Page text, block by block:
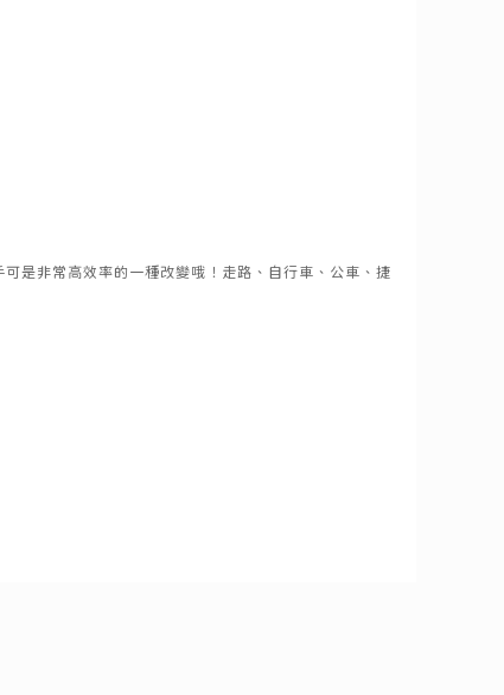
是非常高效率的一種改變哦！走路、自行車、公車、捷